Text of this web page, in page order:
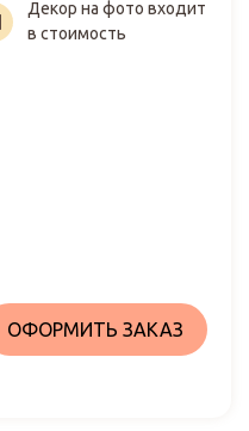
491₽
Декор на фото входит
в стоимость
ОФОРМИТЬ ЗАКАЗ